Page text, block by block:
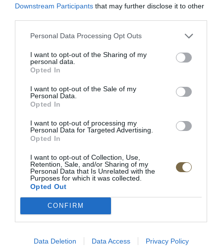
Downstream Participants that may further disclose it to other
Personal Data Processing Opt Outs
I want to opt-out of the Sharing of my
personal data.
Opted In
I want to opt-out of the Sale of my
Personal Data.
Opted In
I want to opt-out of processing my
Personal Data for Targeted Advertising.
Opted In
I want to opt-out of Collection, Use,
Retention, Sale, and/or Sharing of my
Personal Data that Is Unrelated with the
Purposes for which it was collected.
Opted Out
CONFIRM
Data Deletion Data Access Privacy Policy
Kožená rohová sedačka
Laviano (275 x 275cm) s
POPIS PRODUKTU
Výška sedadla od zeme:50 cm
Hĺbka sedadla:
prevedenie v kvalitnej látke alebo koži